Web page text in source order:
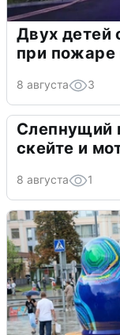
Двух детей
при пожаре
8 августа 3
Слепнущий
скейте и
8 августа 1